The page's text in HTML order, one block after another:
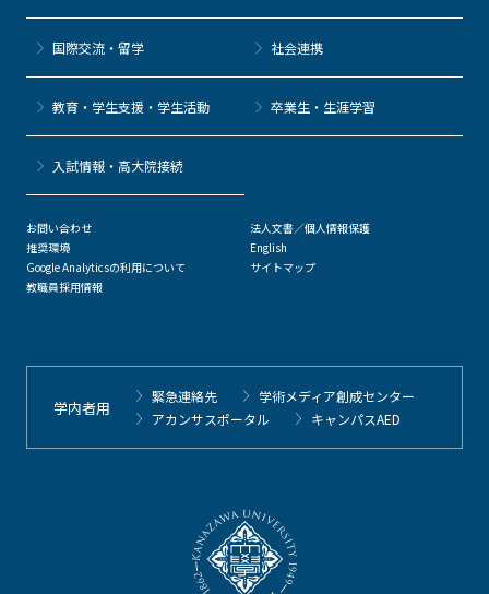
国際交流・留学 社会連携
教育・学生支援・学生活動 卒業生・生涯学習
⼊試情報・高大院接続
お問い合わせ
推奨環境
Google Analyticsの利用について
教職員採用情報
法人文書／個人情報保護
English
サイトマップ
学内者用
緊急連絡先
学術メディア創成センター
アカンサスポータル
キャンパスAED